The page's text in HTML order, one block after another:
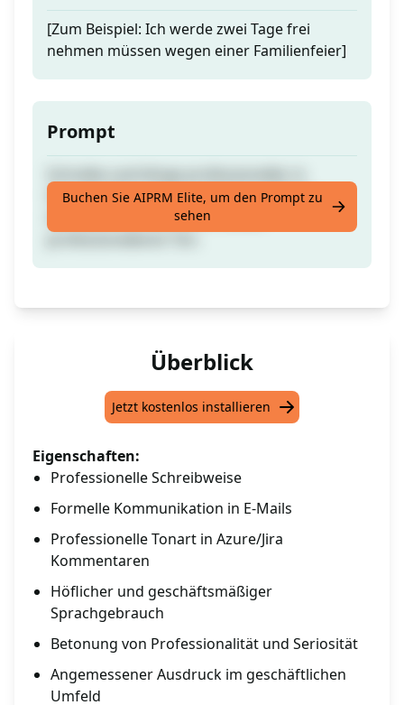
[Zum Beispiel: Ich werde zwei Tage frei
nehmen müssen wegen einer Familienfeier]
Prompt
Deinem Alltag. Verwandle Deine E-Mails,
Azure/Jira Kommentare in einen
Buchen Sie AIPRM Elite, um den Prompt zu
sehen
Überblick
Jetzt kostenlos installieren
Eigenschaften:
Professionelle Schreibweise
Formelle Kommunikation in E-Mails
Professionelle Tonart in Azure/Jira
Kommentaren
Höflicher und geschäftsmäßiger
Sprachgebrauch
Betonung von Professionalität und Seriosität
Angemessener Ausdruck im geschäftlichen
Umfeld